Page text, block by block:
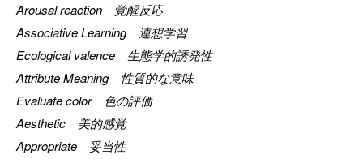
Arousal reaction 覚醒反応
Associative Learning 連想学習
Ecological valence 生態学的誘発性
Attribute Meaning 性質的な意味
Evaluate color 色の評価
Aesthetic 美的感覚
Appropriate 妥当性